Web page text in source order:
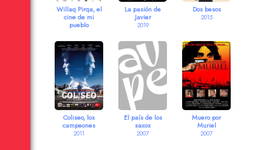
Willaq Pirqa, el
cine de mi
pueblo
La pasión de
Javier
2019
Dos besos
2015
Coliseo, los
campeones
2011
El país de los
saxos
2007
Muero por
Muriel
2007